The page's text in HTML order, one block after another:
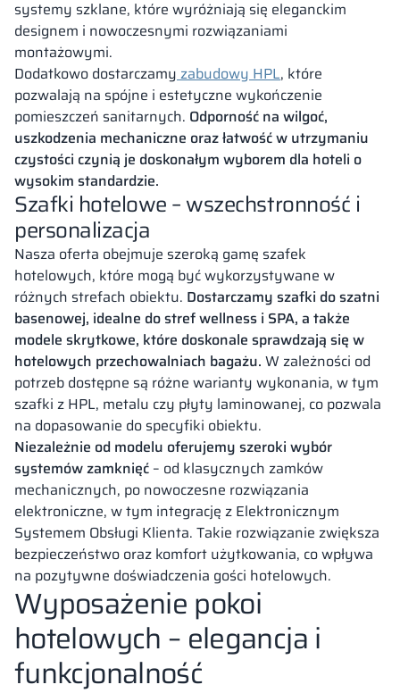
systemy szklane, które wyróżniają się eleganckim
designem i nowoczesnymi rozwiązaniami
montażowymi.
Dodatkowo dostarczamy zabudowy HPL, które
pozwalają na spójne i estetyczne wykończenie
pomieszczeń sanitarnych. Odporność na wilgoć,
uszkodzenia mechaniczne oraz łatwość w utrzymaniu
czystości czynią je doskonałym wyborem dla hoteli o
wysokim standardzie.
Szafki hotelowe – wszechstronność i
personalizacja
Nasza oferta obejmuje szeroką gamę szafek
hotelowych, które mogą być wykorzystywane w
różnych strefach obiektu. Dostarczamy szafki do szatni
basenowej, idealne do stref wellness i SPA, a także
modele skrytkowe, które doskonale sprawdzają się w
hotelowych przechowalniach bagażu. W zależności od
potrzeb dostępne są różne warianty wykonania, w tym
szafki z HPL, metalu czy płyty laminowanej, co pozwala
na dopasowanie do specyfiki obiektu.
Niezależnie od modelu oferujemy szeroki wybór
systemów zamknięć – od klasycznych zamków
mechanicznych, po nowoczesne rozwiązania
elektroniczne, w tym integrację z Elektronicznym
Systemem Obsługi Klienta. Takie rozwiązanie zwiększa
bezpieczeństwo oraz komfort użytkowania, co wpływa
na pozytywne doświadczenia gości hotelowych.
Wyposażenie pokoi
hotelowych – elegancja i
funkcjonalność